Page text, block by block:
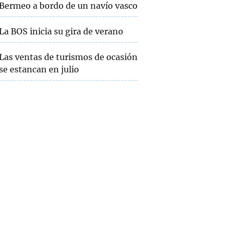
a bordo de un navío vasco
BOS inicia su gira de verano
ventas de turismos de ocasión
estancan en julio